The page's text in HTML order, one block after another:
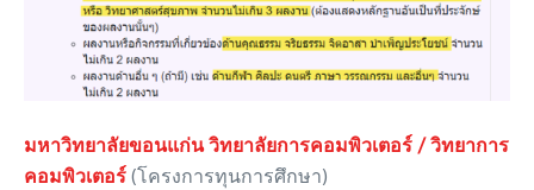
มหาวิทยาลัยขอนแก่น วิทยาลัยการคอมพิวเตอร์ / วิทยาการ
คอมพิวเตอร์ (โครงการทุนการศึกษา)